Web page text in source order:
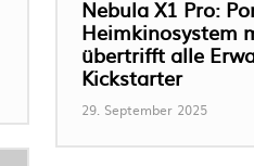
Nebula X1 Pro:
Heimkinosystem
übertrifft alle
Kickstarter
29. September 2025